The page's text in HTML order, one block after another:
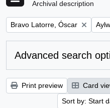
Archival description
Remove filter:
Bravo Latorre, Óscar
Advanced search
Print preview Card
Sort by: Start